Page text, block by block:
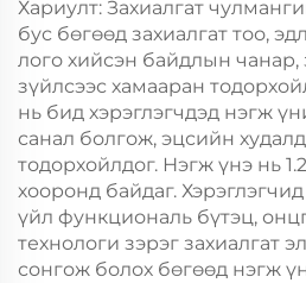
Хариулт: Захиалгат
бус бөгөөд захиалгат тоо,
лого хийсэн байдлын чанар,
зүйлсээс хамааран
нь бид хэрэглэгчдэд нэгж
санал болгож, эцсийн
тодорхойлдог. Нэгж үнэ нь
хооронд байдаг.
үйл функциональ бүтэц,
технологи зэрэг захиалгат
сонгож болох бөгөөд нэгж